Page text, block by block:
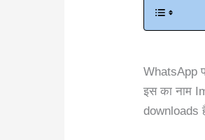
WhatsApp
इस का नाम
downloads